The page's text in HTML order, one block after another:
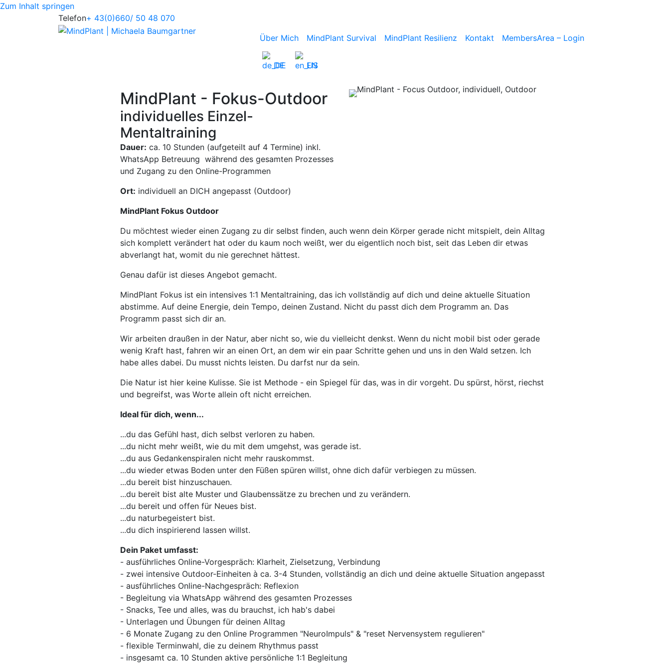
Zum Inhalt springen
Telefon+ 43(0)660/ 50 48 070
Über Mich
MindPlant Survival MindPlant Resilienz Kontakt MembersArea – Login
DE EN
MindPlant - Fokus-Outdoor
individuelles Einzel-
Mentaltraining
Dauer: ca. 10 Stunden (aufgeteilt auf 4 Termine) inkl.
WhatsApp Betreuung während des gesamten Prozesses
und Zugang zu den Online-Programmen
Ort: individuell an DICH angepasst (Outdoor)
MindPlant Fokus Outdoor
Du möchtest wieder einen Zugang zu dir selbst finden, auch wenn dein Körper gerade nicht mitspielt, dein Alltag
sich komplett verändert hat oder du kaum noch weißt, wer du eigentlich noch bist, seit das Leben dir etwas
abverlangt hat, womit du nie gerechnet hättest.
Genau dafür ist dieses Angebot gemacht.
MindPlant Fokus ist ein intensives 1:1 Mentaltraining, das ich vollständig auf dich und deine aktuelle Situation
abstimme. Auf deine Energie, dein Tempo, deinen Zustand. Nicht du passt dich dem Programm an. Das
Programm passt sich dir an.
Wir arbeiten draußen in der Natur, aber nicht so, wie du vielleicht denkst. Wenn du nicht mobil bist oder gerade
wenig Kraft hast, fahren wir an einen Ort, an dem wir ein paar Schritte gehen und uns in den Wald setzen. Ich
habe alles dabei. Du musst nichts leisten. Du darfst nur da sein.
Die Natur ist hier keine Kulisse. Sie ist Methode - ein Spiegel für das, was in dir vorgeht. Du spürst, hörst, riechst
und begreifst, was Worte allein oft nicht erreichen.
Ideal für dich, wenn...
...du das Gefühl hast, dich selbst verloren zu haben.
...du nicht mehr weißt, wie du mit dem umgehst, was gerade ist.
...du aus Gedankenspiralen nicht mehr rauskommst.
...du wieder etwas Boden unter den Füßen spüren willst, ohne dich dafür verbiegen zu müssen.
...du bereit bist hinzuschauen.
...du bereit bist alte Muster und Glaubenssätze zu brechen und zu verändern.
...du bereit und offen für Neues bist.
...du naturbegeistert bist.
...du dich inspirierend lassen willst.
Dein Paket umfasst:
- ausführliches Online-Vorgespräch: Klarheit, Zielsetzung, Verbindung
- zwei intensive Outdoor-Einheiten à ca. 3-4 Stunden, vollständig an dich und deine aktuelle Situation angepasst
- ausführliches Online-Nachgespräch: Reflexion
- Begleitung via WhatsApp während des gesamten Prozesses
- Snacks, Tee und alles, was du brauchst, ich hab's dabei
- Unterlagen und Übungen für deinen Alltag
- 6 Monate Zugang zu den Online Programmen "NeuroImpuls" & "reset Nervensystem regulieren"
- flexible Terminwahl, die zu deinem Rhythmus passt
- insgesamt ca. 10 Stunden aktive persönliche 1:1 Begleitung